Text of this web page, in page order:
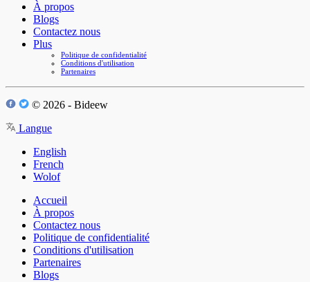
À propos
Blogs
Contactez nous
Plus
Politique de confidentialité
Conditions d'utilisation
Partenaires
© 2026 - Bideew
Langue
English
French
Wolof
Accueil
À propos
Contactez nous
Politique de confidentialité
Conditions d'utilisation
Partenaires
Blogs